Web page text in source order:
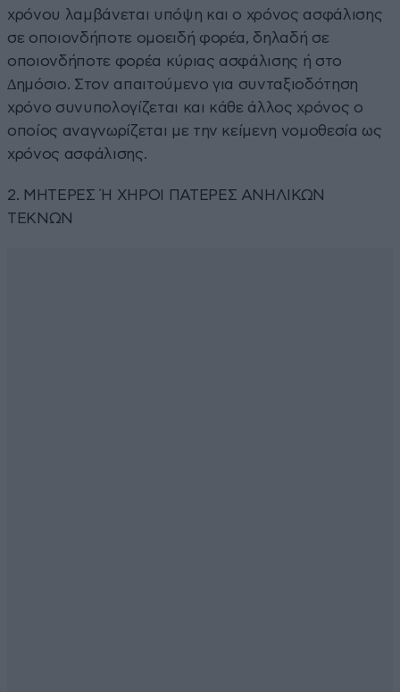
χρόνου λαµβάνεται υπόψη και ο χρόνος ασφάλισης
σε οποιονδήποτε οµοειδή φορέα, δηλαδή σε
οποιονδήποτε φορέα κύριας ασφάλισης ή στο
∆ηµόσιο. Στον απαιτούµενο για συνταξιοδότηση
χρόνο συνυπολογίζεται και κάθε άλλος χρόνος ο
οποίος αναγνωρίζεται µε την κείµενη νοµοθεσία ως
χρόνος ασφάλισης.
2. ΜΗΤΕΡΕΣ Ή ΧΗΡΟΙ ΠΑΤΕΡΕΣ ΑΝΗΛΙΚΩΝ
ΤΕΚΝΩΝ